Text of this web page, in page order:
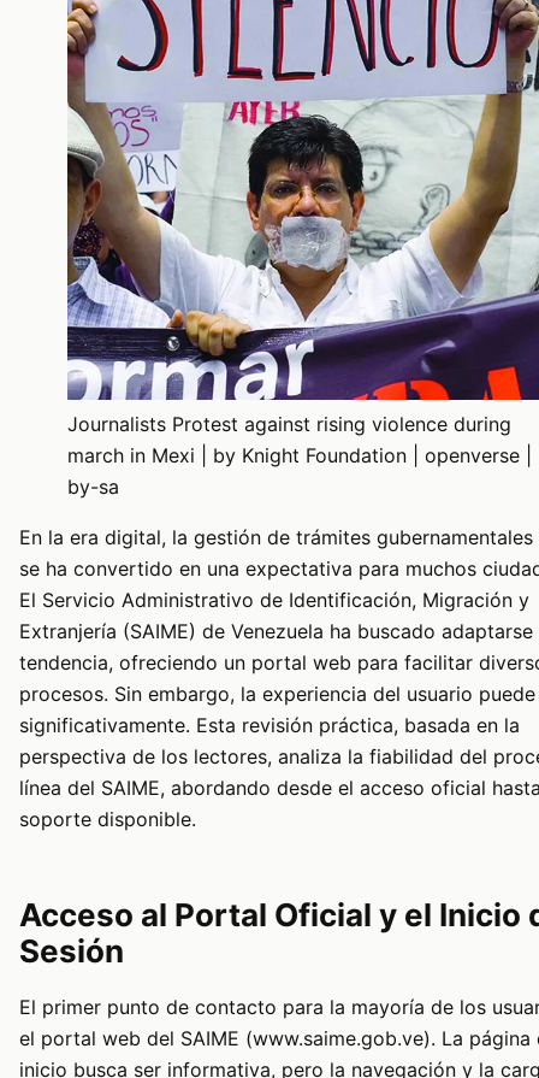
Journalists Protest against rising violence during
march in Mexi | by Knight Foundation | openverse |
by-sa
En la era digital, la gestión de trámites gubernamentales
se ha convertido en una expectativa para muchos
El Servicio Administrativo de Identificación, Migración y
Extranjería (SAIME) de Venezuela ha buscado adaptarse
tendencia, ofreciendo un portal web para facilitar
procesos. Sin embargo, la experiencia del usuario
significativamente. Esta revisión práctica, basada en la
perspectiva de los lectores, analiza la fiabilidad del
línea del SAIME, abordando desde el acceso oficial
soporte disponible.
Acceso al Portal Oficial y el Inicio
Sesión
El primer punto de contacto para la mayoría de los
el portal web del SAIME (www.saime.gob.ve). La página
inicio busca ser informativa, pero la navegación y la